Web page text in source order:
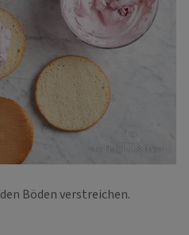
Foto: Eisenhut & Mayer
Böden verstreichen.